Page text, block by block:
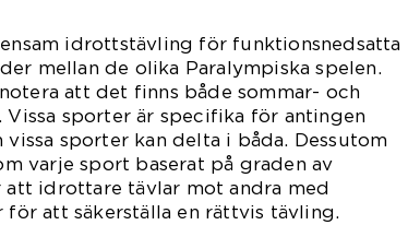
idrottstävling för funktionsnedsatta
mellan de olika Paralympiska spelen.
att det finns både sommar- och
sporter är specifika för antingen
sporter kan delta i båda. Dessutom
varje sport baserat på graden av
idrottare tävlar mot andra med
att säkerställa en rättvis tävling.